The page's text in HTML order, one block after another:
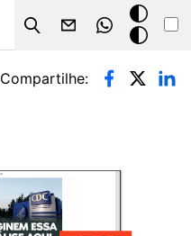
Search
Modo
escuro
Compartilhe: